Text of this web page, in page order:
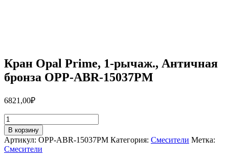
Кран Opal Prime, 1-рычаж., Античная
бронза OPP-ABR-15037PM
6821,00₽
Количество
товара
Кран
Opal
Prime,
В корзину
Артикул: OPP-ABR-15037PM Категория: Смесители Метка:
Смесители